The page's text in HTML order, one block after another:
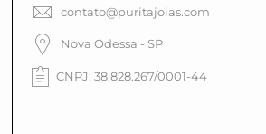
contato@puritajoias.com
Nova Odessa - SP
CNPJ: 38.828.267/0001-44